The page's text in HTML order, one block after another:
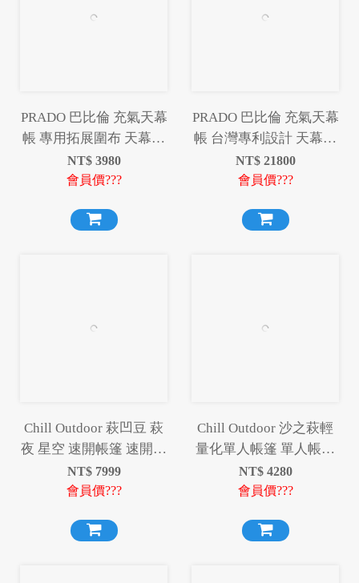
PRADO 巴比倫 充氣天幕
帳 專用拓展圍布 天幕帳
充氣帳 天幕 拓展圍布 圍
布
NT$ 3980
會員價???
PRADO 巴比倫 充氣天幕
帳 台灣專利設計 天幕帳
充氣帳 天幕 拓展圍布 圍
布
NT$ 21800
會員價???
Chill Outdoor 萩凹豆 萩
夜 星空 速開帳篷 速開篷
NT$ 7999
會員價???
Chill Outdoor 沙之萩輕
量化單人帳篷 單人帳篷
帳篷 輕量化
NT$ 4280
會員價???